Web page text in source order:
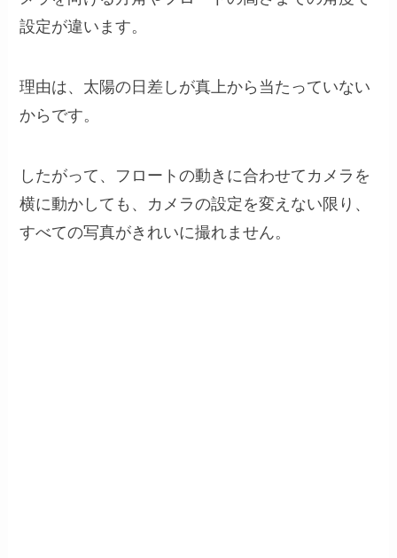
設定が違います。
理由は、太陽の日差しが真上から当たっていない
からです。
したがって、フロートの動きに合わせてカメラを
横に動かしても、カメラの設定を変えない限り、
すべての写真がきれいに撮れません。